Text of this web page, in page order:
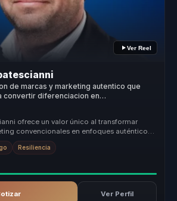
Ver Reel
de marcas y marketing autentico que
convertir diferenciacion en
y ventaja competitiva.
ofrece un valor único al transformar
convencionales en enfoques auténticos
Resiliencia
Ver Perfil